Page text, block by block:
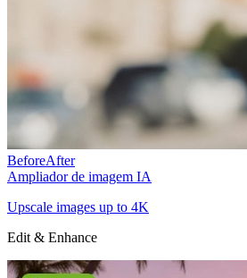
BeforeAfter
Ampliador de imagem IA
Upscale images up to 4K
Edit & Enhance